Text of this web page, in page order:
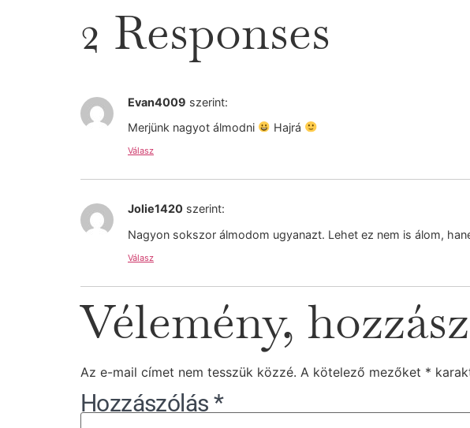
2 Responses
Evan4009 szerint:
Merjünk nagyot álmodni Hajrá
Válasz
Jolie1420 szerint:
Nagyon sokszor álmodom ugyanazt. Lehet ez nem is álom,
Válasz
Vélemény,
Az e-mail címet nem tesszük közzé. A kötelező mezőket *
Hozzászólás *